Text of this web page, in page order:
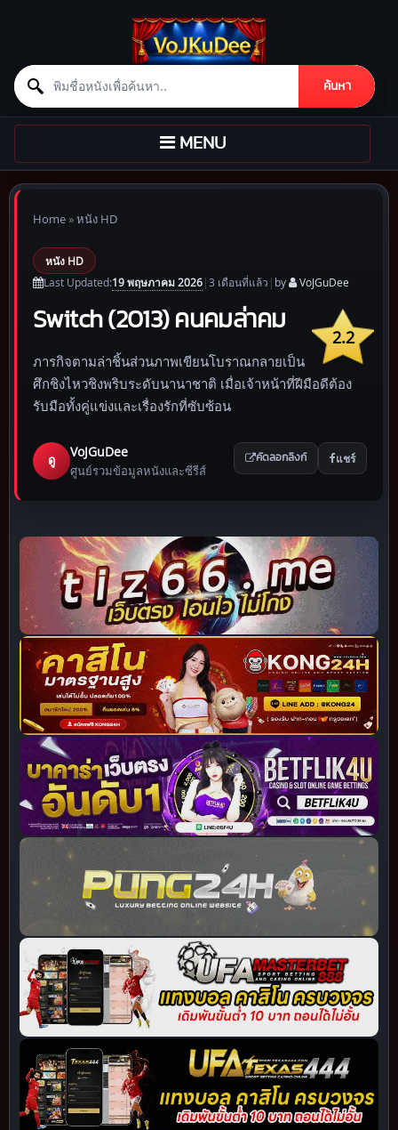
Search for:
ค้นหา
Skip to content
TOGGLE
NAVIGATION
MENU
Home»หนัง HD
หนัง HD
Last Updated:19 พฤษภาคม 2026|3 เดือนที่แล้ว | by VoJGuDee
2.2
Switch (2013) คนคมล่าคม
ภารกิจตามล่าชิ้นส่วนภาพเขียนโบราณกลายเป็น
ศึกชิงไหวชิงพริบระดับนานาชาติ เมื่อเจ้าหน้าที่ฝีมือดีต้อง
รับมือทั้งคู่แข่งและเรื่องรักที่ซับซ้อน
ดู
VoJGuDee
ศูนย์รวมข้อมูลหนังและซีรีส์
คัดลอกลิงก์ แชร์